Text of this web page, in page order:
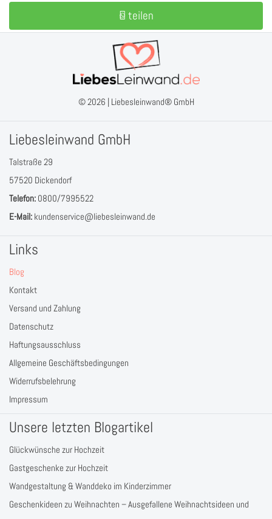
teilen
© 2026 | Liebesleinwand® GmbH
Liebesleinwand GmbH
Talstraße 29
57520 Dickendorf
Telefon: 0800/7995522
E-Mail: kundenservice@liebesleinwand.de
Links
Blog
Kontakt
Versand und Zahlung
Datenschutz
Haftungsausschluss
Allgemeine Geschäftsbedingungen
Widerrufsbelehrung
Impressum
Unsere letzten Blogartikel
Glückwünsche zur Hochzeit
Gastgeschenke zur Hochzeit
Wandgestaltung & Wanddeko im Kinderzimmer
Geschenkideen zu Weihnachten – Ausgefallene Weihnachtsideen und